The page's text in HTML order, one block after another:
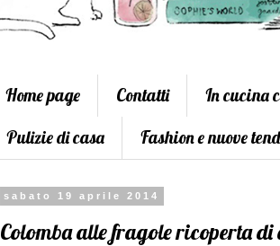
Home page Contatti In cucina
Pulizie di casa
Fashion e nuove
sabato 19 aprile 2014
Colomba alle fragole ricoperta